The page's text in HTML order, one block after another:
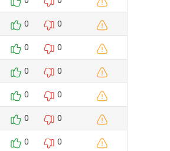
0 0
0 0
0 0
0 0
0 0
0 0